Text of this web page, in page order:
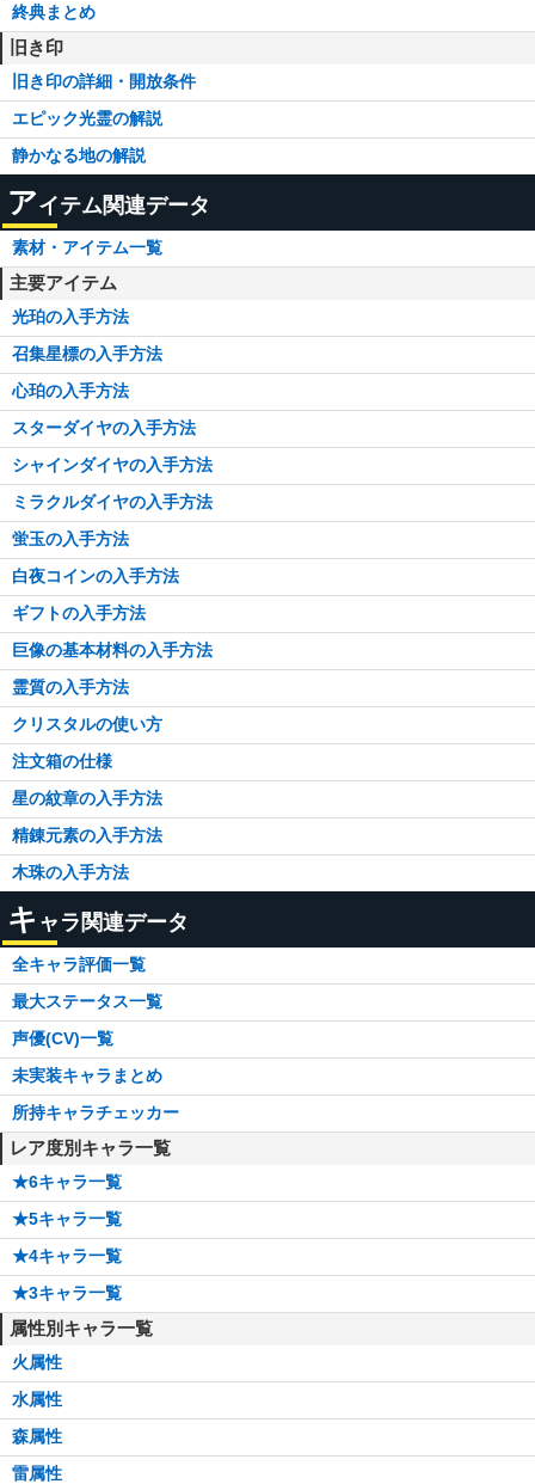
終典まとめ
旧き印
旧き印の詳細・開放条件
エピック光霊の解説
静かなる地の解説
アイテム関連データ
素材・アイテム一覧
主要アイテム
光珀の入手方法
召集星標の入手方法
心珀の入手方法
スターダイヤの入手方法
シャインダイヤの入手方法
ミラクルダイヤの入手方法
蛍玉の入手方法
白夜コインの入手方法
ギフトの入手方法
巨像の基本材料の入手方法
霊質の入手方法
クリスタルの使い方
注文箱の仕様
星の紋章の入手方法
精錬元素の入手方法
木珠の入手方法
キ ャラ関連データ
全キャラ評価一覧
最大ステータス一覧
声優(CV)一覧
未実装キャラまとめ
所持キャラチェッカー
レア度別キャラ一覧
★6キャラ一覧
★5キャラ一覧
★4キャラ一覧
★3キャラ一覧
属性別キャラ一覧
火属性
水属性
森属性
雷属性